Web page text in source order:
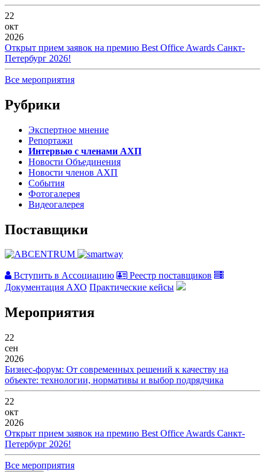
22
окт
2026
Открыт прием заявок на премию Best Office Awards Санкт-
Петербург 2026!
Все мероприятия
Рубрики
Экспертное мнение
Репортажи
Интервью с членами АХП
Новости Объединения
Новости членов АХП
События
Фотогалерея
Видеогалерея
Поставщики
Вступить в Ассоциацию
Реестр поставщиков
Документация АХО Практические кейсы
Мероприятия
22
сен
2026
Бизнес-форум: От современных решений к качеству на
объекте: технологии, нормативы и выбор подрядчика
22
окт
2026
Открыт прием заявок на премию Best Office Awards Санкт-
Петербург 2026!
Все мероприятия